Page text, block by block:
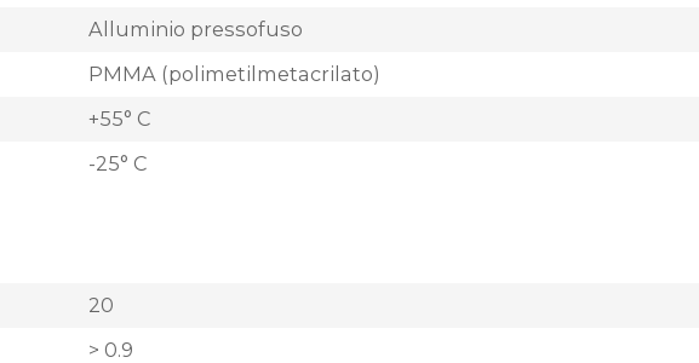
Alluminio pressofuso
PMMA (polimetilmetacrilato)
+55° C
-25° C
20
> 0.9